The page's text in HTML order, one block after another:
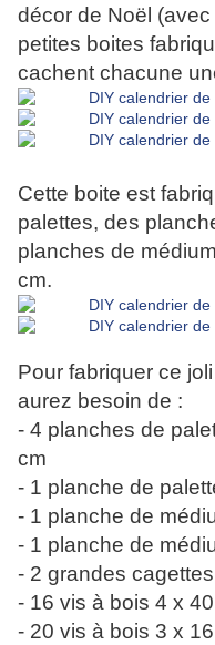
décor de Noël
petites boites
cachent chacune
Cette boite est
palettes, des
planches de
cm.
Pour fabriquer ce
aurez besoin de :
- 4 planches de
cm
- 1 planche de
- 1 planche de
- 1 planche de
- 2 grandes
- 16 vis à bois 4 x
- 20 vis à bois 3 x